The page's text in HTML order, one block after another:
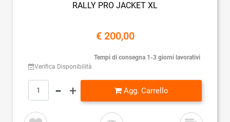
RALLY PRO JACKET XL
€ 200,00
Verifica Disponibilità
Tempi di consegna 1-3 giorni lavorativi
Quantità
Agg. Carrello